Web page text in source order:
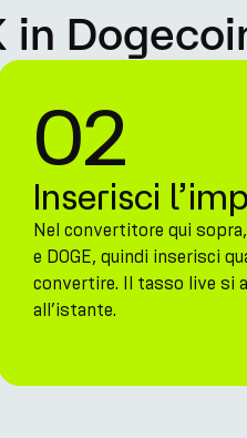
02
Inserisci
Nel convertitore qui
e DOGE, quindi inserisci
convertire. Il tasso live si
all’istante.